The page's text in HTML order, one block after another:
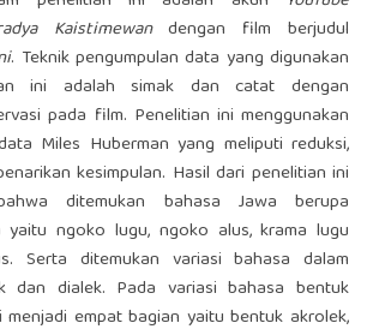
Kaistimewandengan film berjudul
. Teknik pengumpulan data yang digunakan
ini adalah simak dan catat dengan
pada film. Penelitian ini menggunakan
Miles Huberman yang meliputi reduksi,
kesimpulan. Hasil dari penelitian ini
ditemukan bahasa Jawa berupa
yaitu ngoko lugu, ngoko alus, krama lugu
Serta ditemukan variasi bahasa dalam
dan dialek. Pada variasi bahasa bentuk
empat bagian yaitu bentuk akrolek,